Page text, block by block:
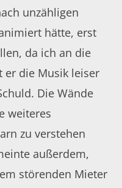
unzähligen
hätte, erst
da ich an die
er die Musik leiser
Die Wände
weiteres
zu verstehen
außerdem,
störenden Mieter